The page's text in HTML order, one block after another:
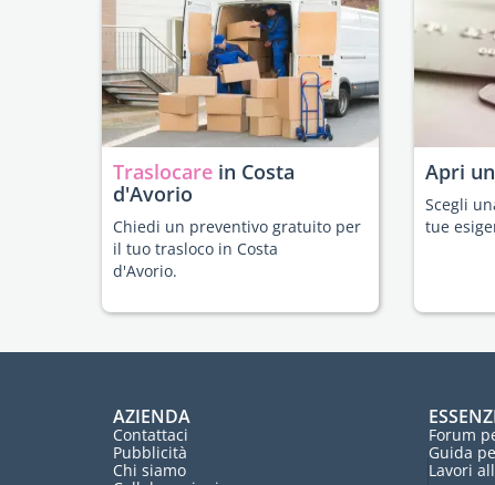
Traslocare in Costa
d'Avorio
Chiedi un preventivo gratuito per
il tuo trasloco in Costa
d'Avorio.
Apri un
Scegli
tue
AZIENDA
Contattaci
Pubblicità
Chi siamo
Forum
Guida
Lavori